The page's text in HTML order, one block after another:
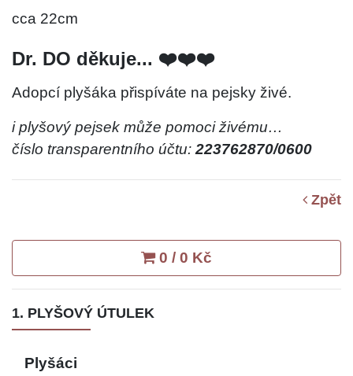
cca 22cm
Dr. DO děkuje... ❤️❤️❤️
Adopcí plyšáka přispíváte na pejsky živé.
i plyšový pejsek může pomoci živému…
číslo transparentního účtu:223762870/0600
Zpět
0 / 0 Kč
1. PLYŠOVÝ ÚTULEK
Plyšáci